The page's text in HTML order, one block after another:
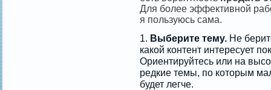
Для более эффективной
я пользуюсь сама.
Выберите тему. Не
какой контент интересует
Ориентируйтесь или на
редкие темы, по которым
будет легче.